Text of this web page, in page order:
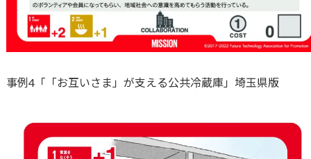
事例4「「お互いさま」が支える公共冷蔵庫」埼玉県版